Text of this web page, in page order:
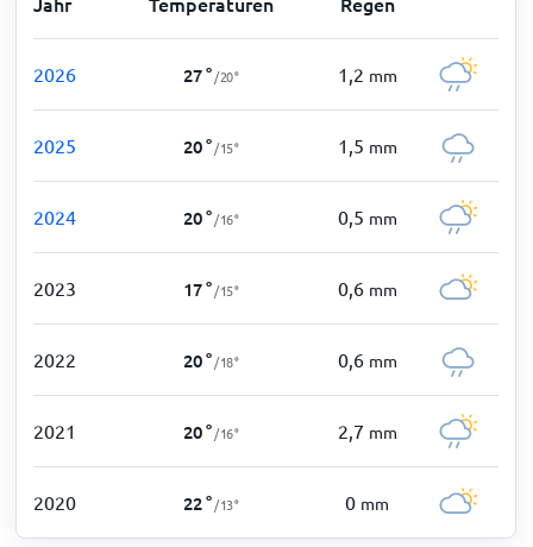
2026 27° /20° 1,2 mm
2025 20° /15° 1,5 mm
2024 20° /16° 0,5 mm
2023 17° /15° 0,6 mm
2022 20° /18° 0,6 mm
2021 20° /16° 2,7 mm
2020 22° /13° 0 mm